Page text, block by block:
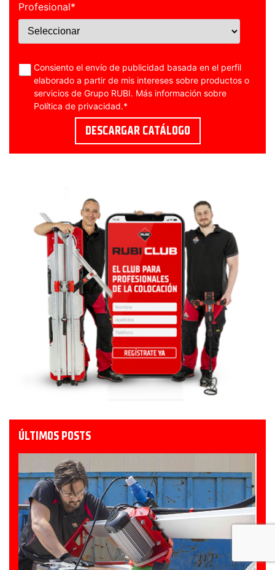
Profesional*
Consiento el envío de publicidad basada en el perfil
elaborado a partir de mis intereses sobre productos o
servicios de Grupo RUBI. Más información sobre
Política de privacidad.*
ÚLTIMOS POSTS